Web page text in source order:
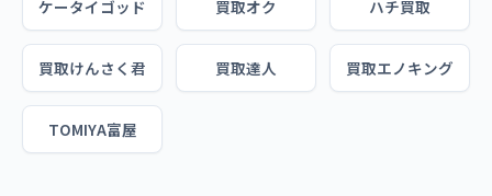
ケータイゴッド 買取オク ハチ買取
買取けんさく君 買取達人 買取エノキング
TOMIYA富屋